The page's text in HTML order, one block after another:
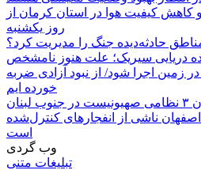
کیفیت هوا در استان کرمان از
روز یکشنبه
حادثه‌دیده جنگ را مدیریت کرد؟
دریایی سیریک؛ علت هنوز نامشخص
زمین اجرا شود/ از نبود آزادی ضربه
خورده ایم
ناشی از انفجارهای کنترل‌شده
است
وب گردی
تبلیغات متنی